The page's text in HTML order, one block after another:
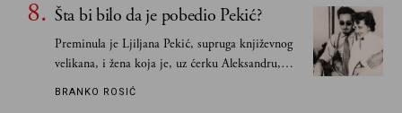
Šta bi bilo da je pobedio Pekić?
Preminula je Ljiljana Pekić, supruga književnog
velikana, i žena koja je, uz ćerku Aleksandru,
vodila računa o zaostavštini pisca. Ovu priču o
BRANKO ROSIĆ